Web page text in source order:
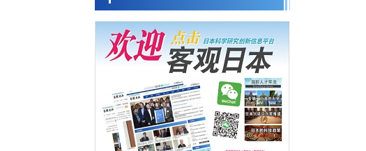
措施？探讨土壤保护与强化的具体对策
大阪大学开发基于水氢键网络的温度预测新
方法，AI从分子排列信息中高精度解读
经济・社会
【AI法上篇】如何对“将人生交给AI”保持危机
感——中央大学平野晋教授专访
科学研究
庆应义塾大学阐明脑内“游击手”小胶质细胞包
裹保护受损神经细胞的机制，有望用于开发
阿尔茨海默病等疾病疗法
科学研究
【JST事业成果】开发将激光加工速度提高
日本科学未
流员
泷川 进 戴维